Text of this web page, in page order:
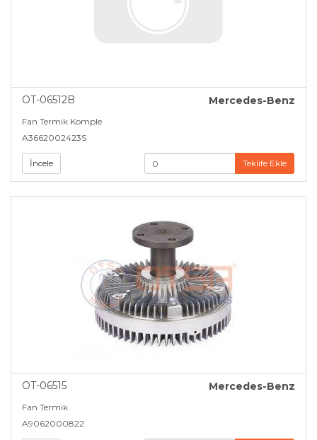
OT-06512B Mercedes-Benz
Fan Termik Komple
A3662002423S
İncele Teklife Ekle
OT-06515 Mercedes-Benz
Fan Termik
A9062000822